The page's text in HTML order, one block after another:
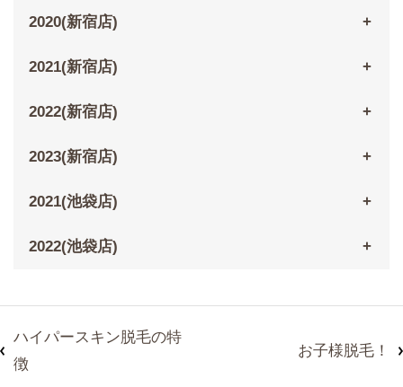
2020(新宿店)
2021(新宿店)
2022(新宿店)
2023(新宿店)
2021(池袋店)
2022(池袋店)
ハイパースキン脱毛の特
徴
お子様脱毛！